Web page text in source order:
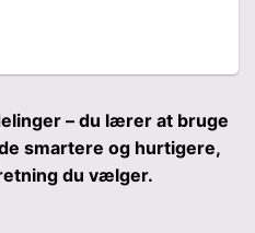
– du lærer at bruge
smartere og hurtigere,
du vælger.